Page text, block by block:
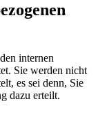
internen
Sie werden nicht
es sei denn, Sie
dazu erteilt.